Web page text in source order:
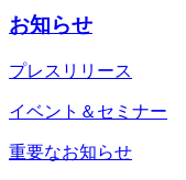
お知らせ
プレスリリース
イベント＆セミナー
重要なお知らせ